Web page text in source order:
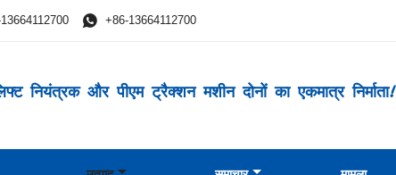
 +86-13664112700
नियंत्रक और पीएम ट्रैक्शन मशीन दोनों का एकमात्र निर्माता!